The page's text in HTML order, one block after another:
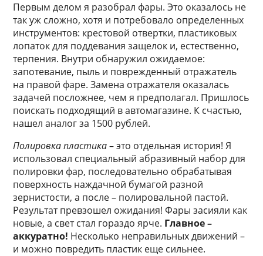
Первым делом я разобрал фары. Это оказалось не
так уж сложно, хотя и потребовало определенных
инструментов: крестовой отвертки, пластиковых
лопаток для поддевания защелок и, естественно,
терпения. Внутри обнаружил ожидаемое:
запотевание, пыль и поврежденный отражатель
на правой фаре. Замена отражателя оказалась
задачей посложнее, чем я предполагал. Пришлось
поискать подходящий в автомагазине. К счастью,
нашел аналог за 1500 рублей.
Полировка пластика– это отдельная история! Я
использовал специальный абразивный набор для
полировки фар, последовательно обрабатывая
поверхность наждачной бумагой разной
зернистости, а после – полировальной пастой.
Результат превзошел ожидания! Фары засияли как
новые, а свет стал гораздо ярче. Главное –
аккуратно! Несколько неправильных движений –
и можно повредить пластик еще сильнее.